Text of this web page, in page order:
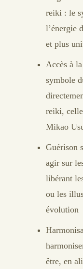
reiki : le
l’énergie
et plus
Accès à
symbole
reiki,
Mikao
Guérison
agir sur
libérant
ou les
évolution
être, en